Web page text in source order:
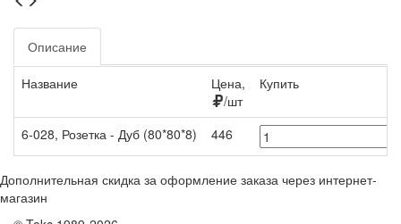
Описание
Название
Цена,
/шт
Купить
6-028, Розетка - Дуб (80*80*8) 446
Дополнительная скидка за оформление заказа через интернет-
магазин